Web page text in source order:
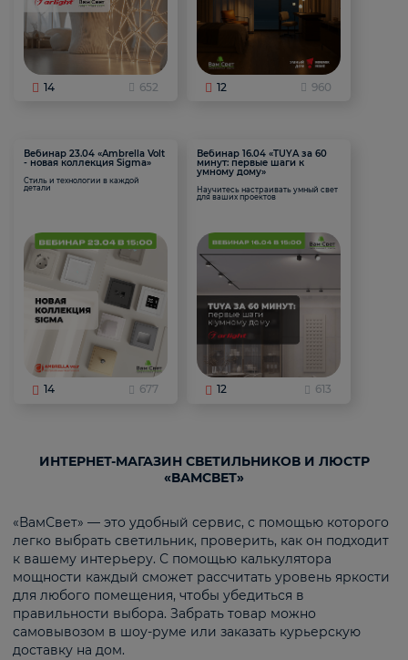
14 652 12 960
Вебинар 23.04 «Ambrella Volt
- новая коллекция Sigma»
Стиль и технологии в каждой
детали
14 677
Вебинар 16.04 «TUYA за 60
минут: первые шаги к
умному дому»
Научитесь настраивать умный свет
для ваших проектов
12 613
ИНТЕРНЕТ-МАГАЗИН СВЕТИЛЬНИКОВ И ЛЮСТР
«ВАМСВЕТ»
«ВамСвет» — это удобный сервис, с помощью которого
легко выбрать светильник, проверить, как он подходит
к вашему интерьеру. С помощью калькулятора
мощности каждый сможет рассчитать уровень яркости
для любого помещения, чтобы убедиться в
правильности выбора. Забрать товар можно
самовывозом в шоу-руме или заказать курьерскую
доставку на дом.